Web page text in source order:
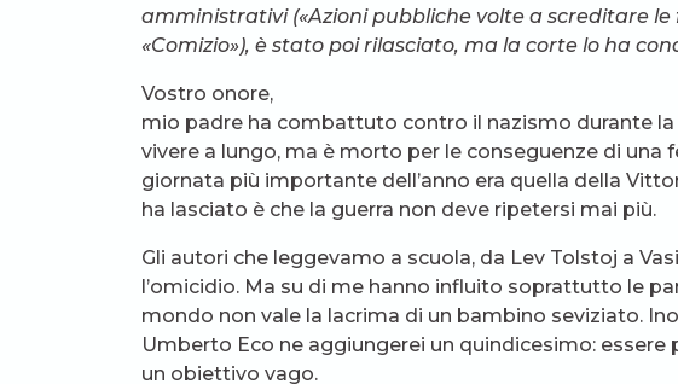
amministrativi («Azioni pubbliche volte a screditare
«Comizio»), è stato poi rilasciato, ma la corte lo ha
Vostro onore,
mio padre ha combattuto contro il nazismo durante
vivere a lungo, ma è morto per le conseguenze di una
giornata più importante dell’anno era quella della
ha lasciato è che la guerra non deve ripetersi mai più.
Gli autori che leggevamo a scuola, da Lev Tolstoj a
l’omicidio. Ma su di me hanno influito soprattutto le
mondo non vale la lacrima di un bambino seviziato.
Umberto Eco ne aggiungerei un quindicesimo:
un obiettivo vago.